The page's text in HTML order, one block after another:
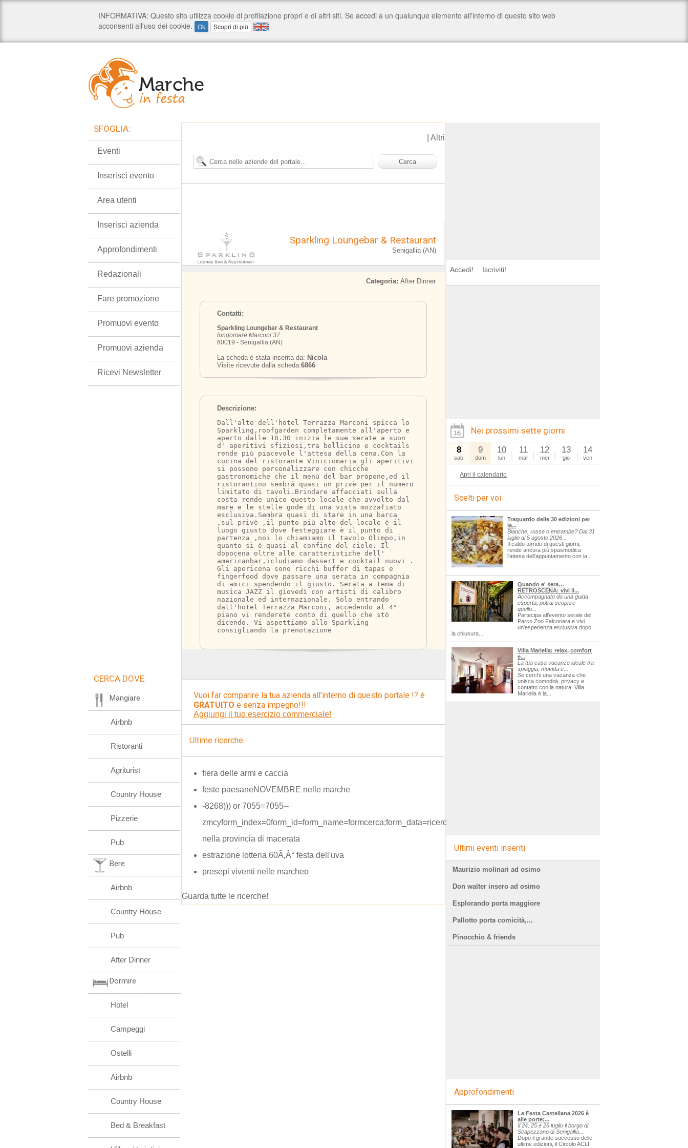
Altri
Sparkling Loungebar & Restaurant
Senigallia (AN)
Categoria: After Dinner
Contatti:
Sparkling Loungebar & Restaurant
lungomare Marconi 37
60019 - Senigallia (AN)
La scheda è stata inserita da: Nicola
Visite ricevute dalla scheda:6866
Descrizione:
Dall'alto dell'hotel Terrazza Marconi spicca lo
Sparkling,roofgarden completamente all'aperto e
aperto dalle 18.30 inizia le sue serate a suon
d' aperitivi sfiziosi,tra bollicine e cocktails
rende più piacevole l'attesa della cena.Con la
cucina del ristorante Viniciomaria gli aperitivi
si possono personalizzare con chicche
gastronomiche che il menù del bar propone,ed il
ristorantino sembrà quasi un privè per il numero
limitato di tavoli.Brindare affacciati sulla
costa rende unico questo locale che avvolto dal
mare e le stelle gode di una vista mozzafiato
esclusiva.Sembra quasi di stare in una barca
,sul privè ,il punto più alto del locale è il
luogo giusto dove festeggiare è il punto di
partenza ,noi lo chiamiamo il tavolo Olimpo,in
quanto si è quasi al confine del cielo. Il
dopocena oltre alle caratteristiche dell'
americanbar,icludiamo dessert e cocktail nuovi .
Gli apericena sono ricchi buffer di tapas e
fingerfood dove passare una serata in compagnia
di amici spendendo il giusto. Serata a tema di
musica JAZZ il giovedì con artisti di calibro
nazionale ed internazionale. Solo entrando
dall'hotel Terrazza Marconi, accedendo al 4°
piano vi renderete conto di quello che stò
dicendo. Vi aspettiamo allo Sparkling
consigliando la prenotazione
Vuoi far comparire la tua azienda all'interno di questo portale !? è
GRATUITO e senza impegno!!!
Aggiungi il tuo esercizio commerciale!
Ultime ricerche
fiera delle armi e caccia
feste paesaneNOVEMBRE nelle marche
-8268))) or 7055=7055--
zmcyform_index=0form_id=form_name=formcerca;form_data=ricerca=sagre
nella provincia di macerata
estrazione lotteria 60Ã‚Â° festa dell'uva
presepi viventi nelle marcheo
Guarda tutte le ricerche!
SFOGLIA:
Eventi
Inserisci evento
Area utenti
Inserisci azienda
Approfondimenti
Redazionali
Fare promozione
Promuovi evento
Promuovi azienda
Ricevi Newsletter
CERCA DOVE:
Mangiare
Airbnb
Ristoranti
Agriturist
Country House
Pizzerie
Pub
Bere
Airbnb
Country House
Pub
After Dinner
Dormire
Hotel
Campeggi
Ostelli
Airbnb
Country House
Bed & Breakfast
Accedi! Iscriviti!
Nei prossimi sette giorni
8
sab
9
dom
10
lun
11
mar
12
mer
13
gio
14
ven
Apri il calendario
Scelti per voi
Traguardo delle 30 edizioni per
la...
Bianche, rosse o entrambe? Dal 31
luglio al 5 agosto 2026...
Il caldo torrido di questi giorni,
rende ancora più spasmodica
l'attesa dell'appuntamento con la...
Quando e' sera…
RETROSCENA: vivi il...
Accompagnato da una guida
esperta, potrai scoprire
quello...
Partecipa all'evento serale del
Parco Zoo Falconara e vivi
un'esperienza esclusiva dopo
la chiusura...
Villa Mariella: relax, comfort
e...
La tua casa vacanze ideale tra
spiaggia, movida e...
Se cerchi una vacanza che
unisca comodità, privacy e
contatto con la natura, Villa
Mariella è la...
Ultimi eventi inseriti
Maurizio molinari ad osimo
Don walter insero ad osimo
Esplorando porta maggiore
Pallotto porta comicità,...
Pinocchio & friends
Approfondimenti
La Festa Castellana 2026 è
alle porte:...
Il 24, 25 e 26 luglio il borgo di
Scapezzano di Senigallia...
Dopo il grande successo delle
ultime edizioni, il Circolo ACLI